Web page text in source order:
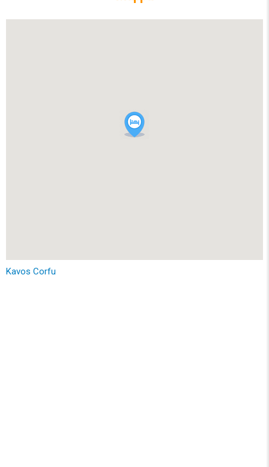
Kavos Corfu